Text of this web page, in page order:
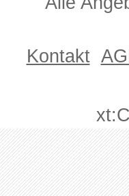
Kontakt